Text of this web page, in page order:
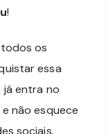
!
os
essa
entra no
não esquece
sociais.